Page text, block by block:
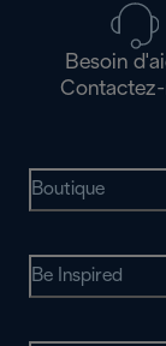
Besoin
Boutique
Be Inspired